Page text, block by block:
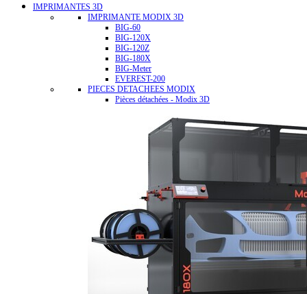
IMPRIMANTES 3D
IMPRIMANTE MODIX 3D
BIG-60
BIG-120X
BIG-120Z
BIG-180X
BIG-Meter
EVEREST-200
PIECES DETACHEES MODIX
Pièces détachées - Modix 3D